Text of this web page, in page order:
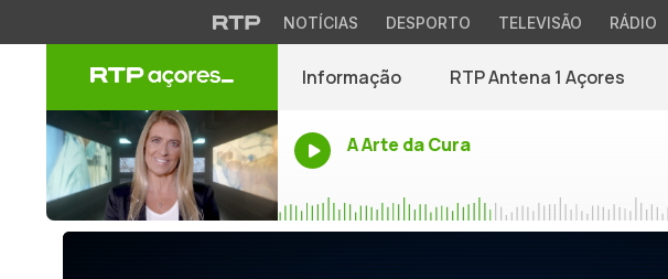
NOTÍCIAS DESPORTO TELEVISÃO RÁDIO
Informação RTP Antena 1 Açores
A Arte da Cura